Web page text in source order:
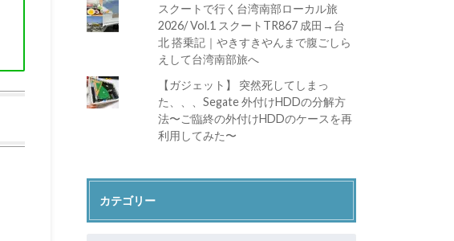
スクートで行く台湾南部ローカル旅
2026/ Vol.1 スクートTR867 成田→台
北 搭乗記｜やきすきやんまで腹ごしら
えして台湾南部旅へ
【ガジェット】 突然死してしまっ
た、、、Segate 外付けHDDの分解方
法〜ご臨終の外付けHDDのケースを再
利用してみた〜
カテゴリー